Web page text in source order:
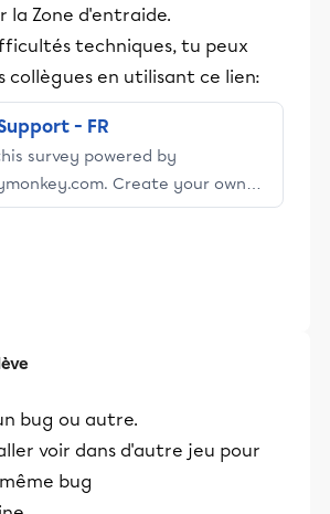
la Zone d'entraide.
techniques, tu peux
collègues en utilisant ce lien:
- FR
survey powered by
Create your own
for free.
bug ou autre.
voir dans d'autre jeu pour
bug